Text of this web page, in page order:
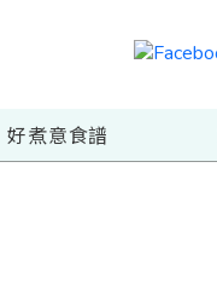
好煮意食譜